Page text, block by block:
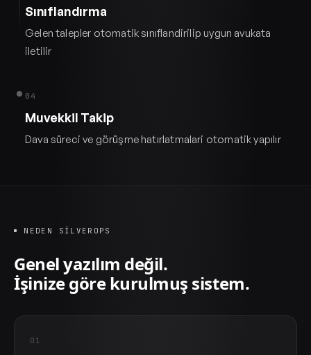
Sınıflandırma
Gelen talepler otomatik sınıflandirilip uygun avukata
iletilir
04
Muvekkil Takip
Dava süreci ve görüşme hatırlatmalari otomatik yapılır
NEDEN SILVEROPS
Genel yazılım değil.
İşinize göre kurulmuş sistem.
01